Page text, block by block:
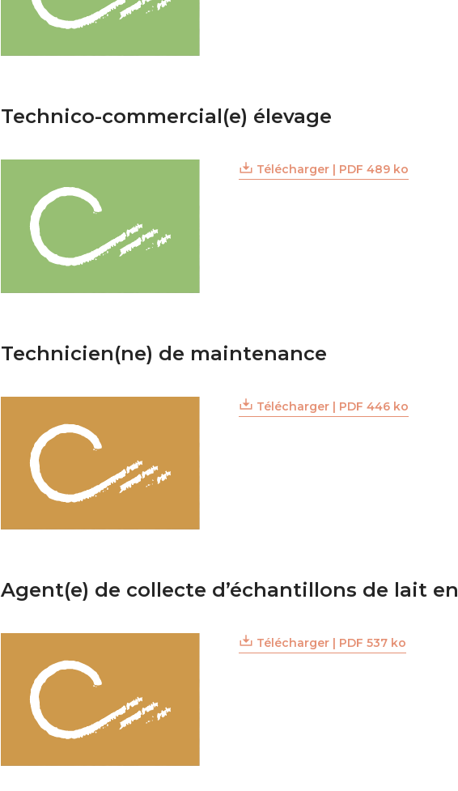
Technico-commercial(e) élevage
Télécharger | PDF 489 ko
Technicien(ne) de maintenance
Télécharger | PDF 446 ko
Agent(e) de collecte d’échantillons de lait
Télécharger | PDF 537 ko